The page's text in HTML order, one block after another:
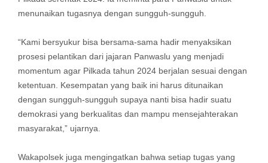
menunaikan tugasnya dengan sungguh-sungguh.
“Kami bersyukur bisa bersama-sama hadir menyaksikan
prosesi pelantikan dari jajaran Panwaslu yang menjadi
momentum agar Pilkada tahun 2024 berjalan sesuai dengan
ketentuan. Kesempatan yang baik ini harus ditunaikan
dengan sungguh-sungguh supaya nanti bisa hadir suatu
demokrasi yang berkualitas dan mampu mensejahterakan
masyarakat,” ujarnya.
Wakapolsek juga mengingatkan bahwa setiap tugas yang